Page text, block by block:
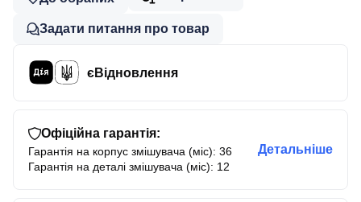
Задати питання про товар
єВідновлення
Офіційна гарантія:
Гарантія на корпус змішувача (міс): 36
Гарантія на деталі змішувача (міс): 12
Детальніше